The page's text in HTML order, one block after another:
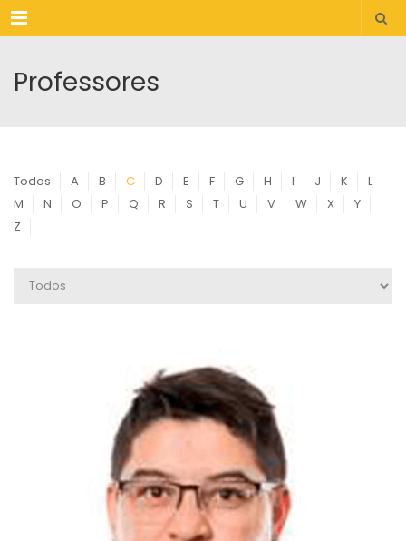
Menu
Professores
Todos A B C D E F G H I J K
L
M
N O P Q R S T U V W X
Y
Z